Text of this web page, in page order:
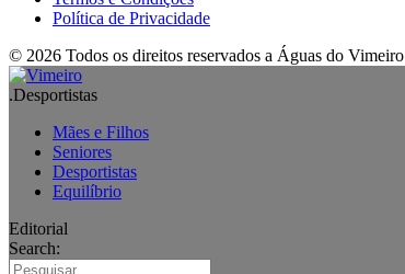
Política de Privacidade
© 2026 Todos os direitos reservados a Águas do Vimeiro
.Desportistas
Mães e Filhos
Seniores
Desportistas
Equilíbrio
Editorial
Search: